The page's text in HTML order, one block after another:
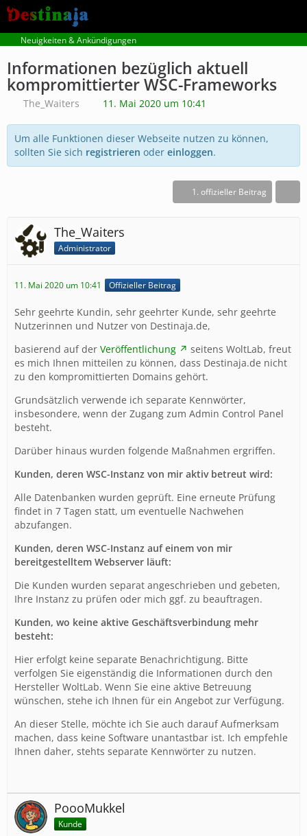
Neuigkeiten & Ankündigungen
Informationen bezüglich aktuell
kompromittierter WSC-Frameworks
The_Waiters 11. Mai 2020 um 10:41
Um alle Funktionen dieser Webseite nutzen zu können,
sollten Sie sich registrieren oder einloggen.
1. offizieller Beitrag
The_Waiters
Administrator
11. Mai 2020 um 10:41 Offizieller Beitrag
Sehr geehrte Kundin, sehr geehrter Kunde, sehr geehrte
Nutzerinnen und Nutzer von Destinaja.de,
basierend auf der Veröffentlichung
seitens WoltLab, freut
es mich Ihnen mitteilen zu können, dass Destinaja.de nicht
zu den kompromittierten Domains gehört.
Grundsätzlich verwende ich separate Kennwörter,
insbesondere, wenn der Zugang zum Admin Control Panel
besteht.
Darüber hinaus wurden folgende Maßnahmen ergriffen.
Kunden, deren WSC-Instanz von mir aktiv betreut wird:
Alle Datenbanken wurden geprüft. Eine erneute Prüfung
findet in 7 Tagen statt, um eventuelle Nachwehen
abzufangen.
Kunden, deren WSC-Instanz auf einem von mir
bereitgestelltem Webserver läuft:
Die Kunden wurden separat angeschrieben und gebeten,
Ihre Instanz zu prüfen oder mich ggf. zu beauftragen.
Kunden, wo keine aktive Geschäftsverbindung mehr
besteht:
Hier erfolgt keine separate Benachrichtigung. Bitte
verfolgen Sie eigenständig die Informationen durch den
Hersteller WoltLab. Wenn Sie eine aktive Betreuung
wünschen, stehe ich Ihnen für ein Angebot zur Verfügung.
An dieser Stelle, möchte ich Sie auch darauf Aufmerksam
machen, dass keine Software unantastbar ist. Ich empfehle
Ihnen daher, stehts separate Kennwörter zu nutzen.
PoooMukkel
Kunde